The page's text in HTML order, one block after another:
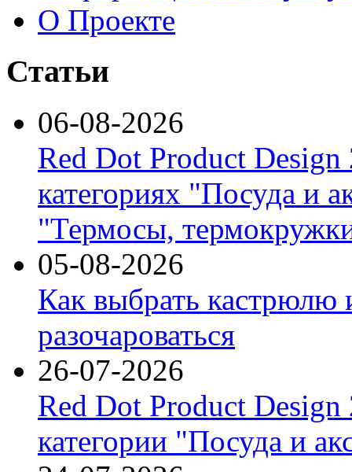
О Проекте
Статьи
06-08-2026
Red Dot Product Design
категориях "Посуда и
"Термосы,
05-08-2026
Как выбрать кастрюлю
разочароваться
26-07-2026
Red Dot Product Design
категории "Посуда и